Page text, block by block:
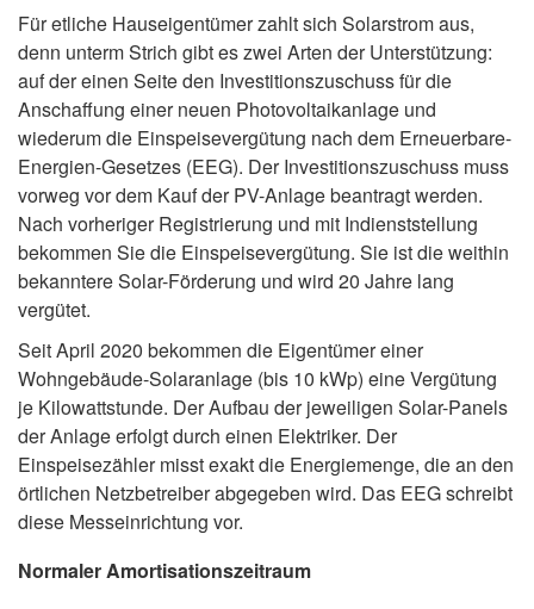
Für etliche Hauseigentümer zahlt sich Solarstrom aus,
denn unterm Strich gibt es zwei Arten der Unterstützung:
auf der einen Seite den Investitionszuschuss für die
Anschaffung einer neuen Photovoltaikanlage und
wiederum die Einspeisevergütung nach dem Erneuerbare-
Energien-Gesetzes (EEG). Der Investitionszuschuss muss
vorweg vor dem Kauf der PV-Anlage beantragt werden.
Nach vorheriger Registrierung und mit Indienststellung
bekommen Sie die Einspeisevergütung. Sie ist die weithin
bekanntere Solar-Förderung und wird 20 Jahre lang
vergütet.
Seit April 2020 bekommen die Eigentümer einer
Wohngebäude-Solaranlage (bis 10 kWp) eine Vergütung
je Kilowattstunde. Der Aufbau der jeweiligen Solar-Panels
der Anlage erfolgt durch einen Elektriker. Der
Einspeisezähler misst exakt die Energiemenge, die an den
örtlichen Netzbetreiber abgegeben wird. Das EEG schreibt
diese Messeinrichtung vor.
Normaler Amortisationszeitraum